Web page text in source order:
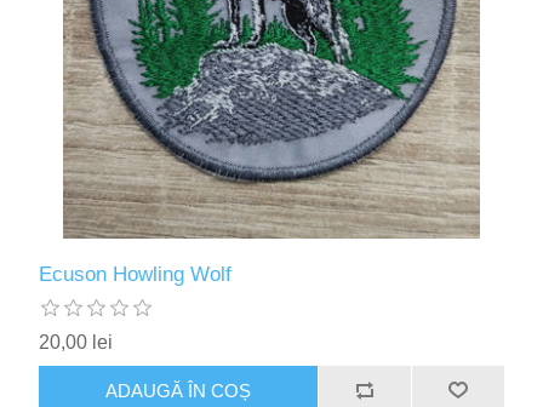
Ecuson Howling Wolf
20,00 lei